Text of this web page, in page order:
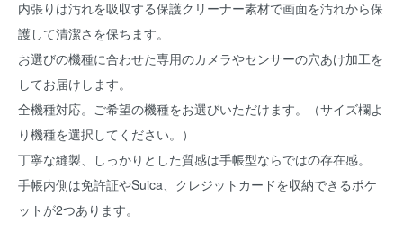
内張りは汚れを吸収する保護クリーナー素材で画面を汚れから保
護して清潔さを保ちます。
お選びの機種に合わせた専用のカメラやセンサーの穴あけ加工を
してお届けします。
全機種対応。ご希望の機種をお選びいただけます。（サイズ欄よ
り機種を選択してください。）
丁寧な縫製、しっかりとした質感は手帳型ならではの存在感。
手帳内側は免許証やSuica、クレジットカードを収納できるポケ
ットが2つあります。